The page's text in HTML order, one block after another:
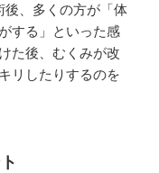
後、多くの方が「体
する」といった感
た後、むくみが改
リしたりするのを